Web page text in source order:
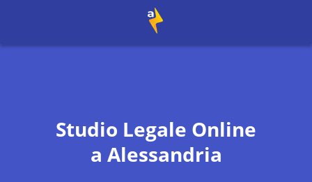
Studio Legale Online
a Alessandria